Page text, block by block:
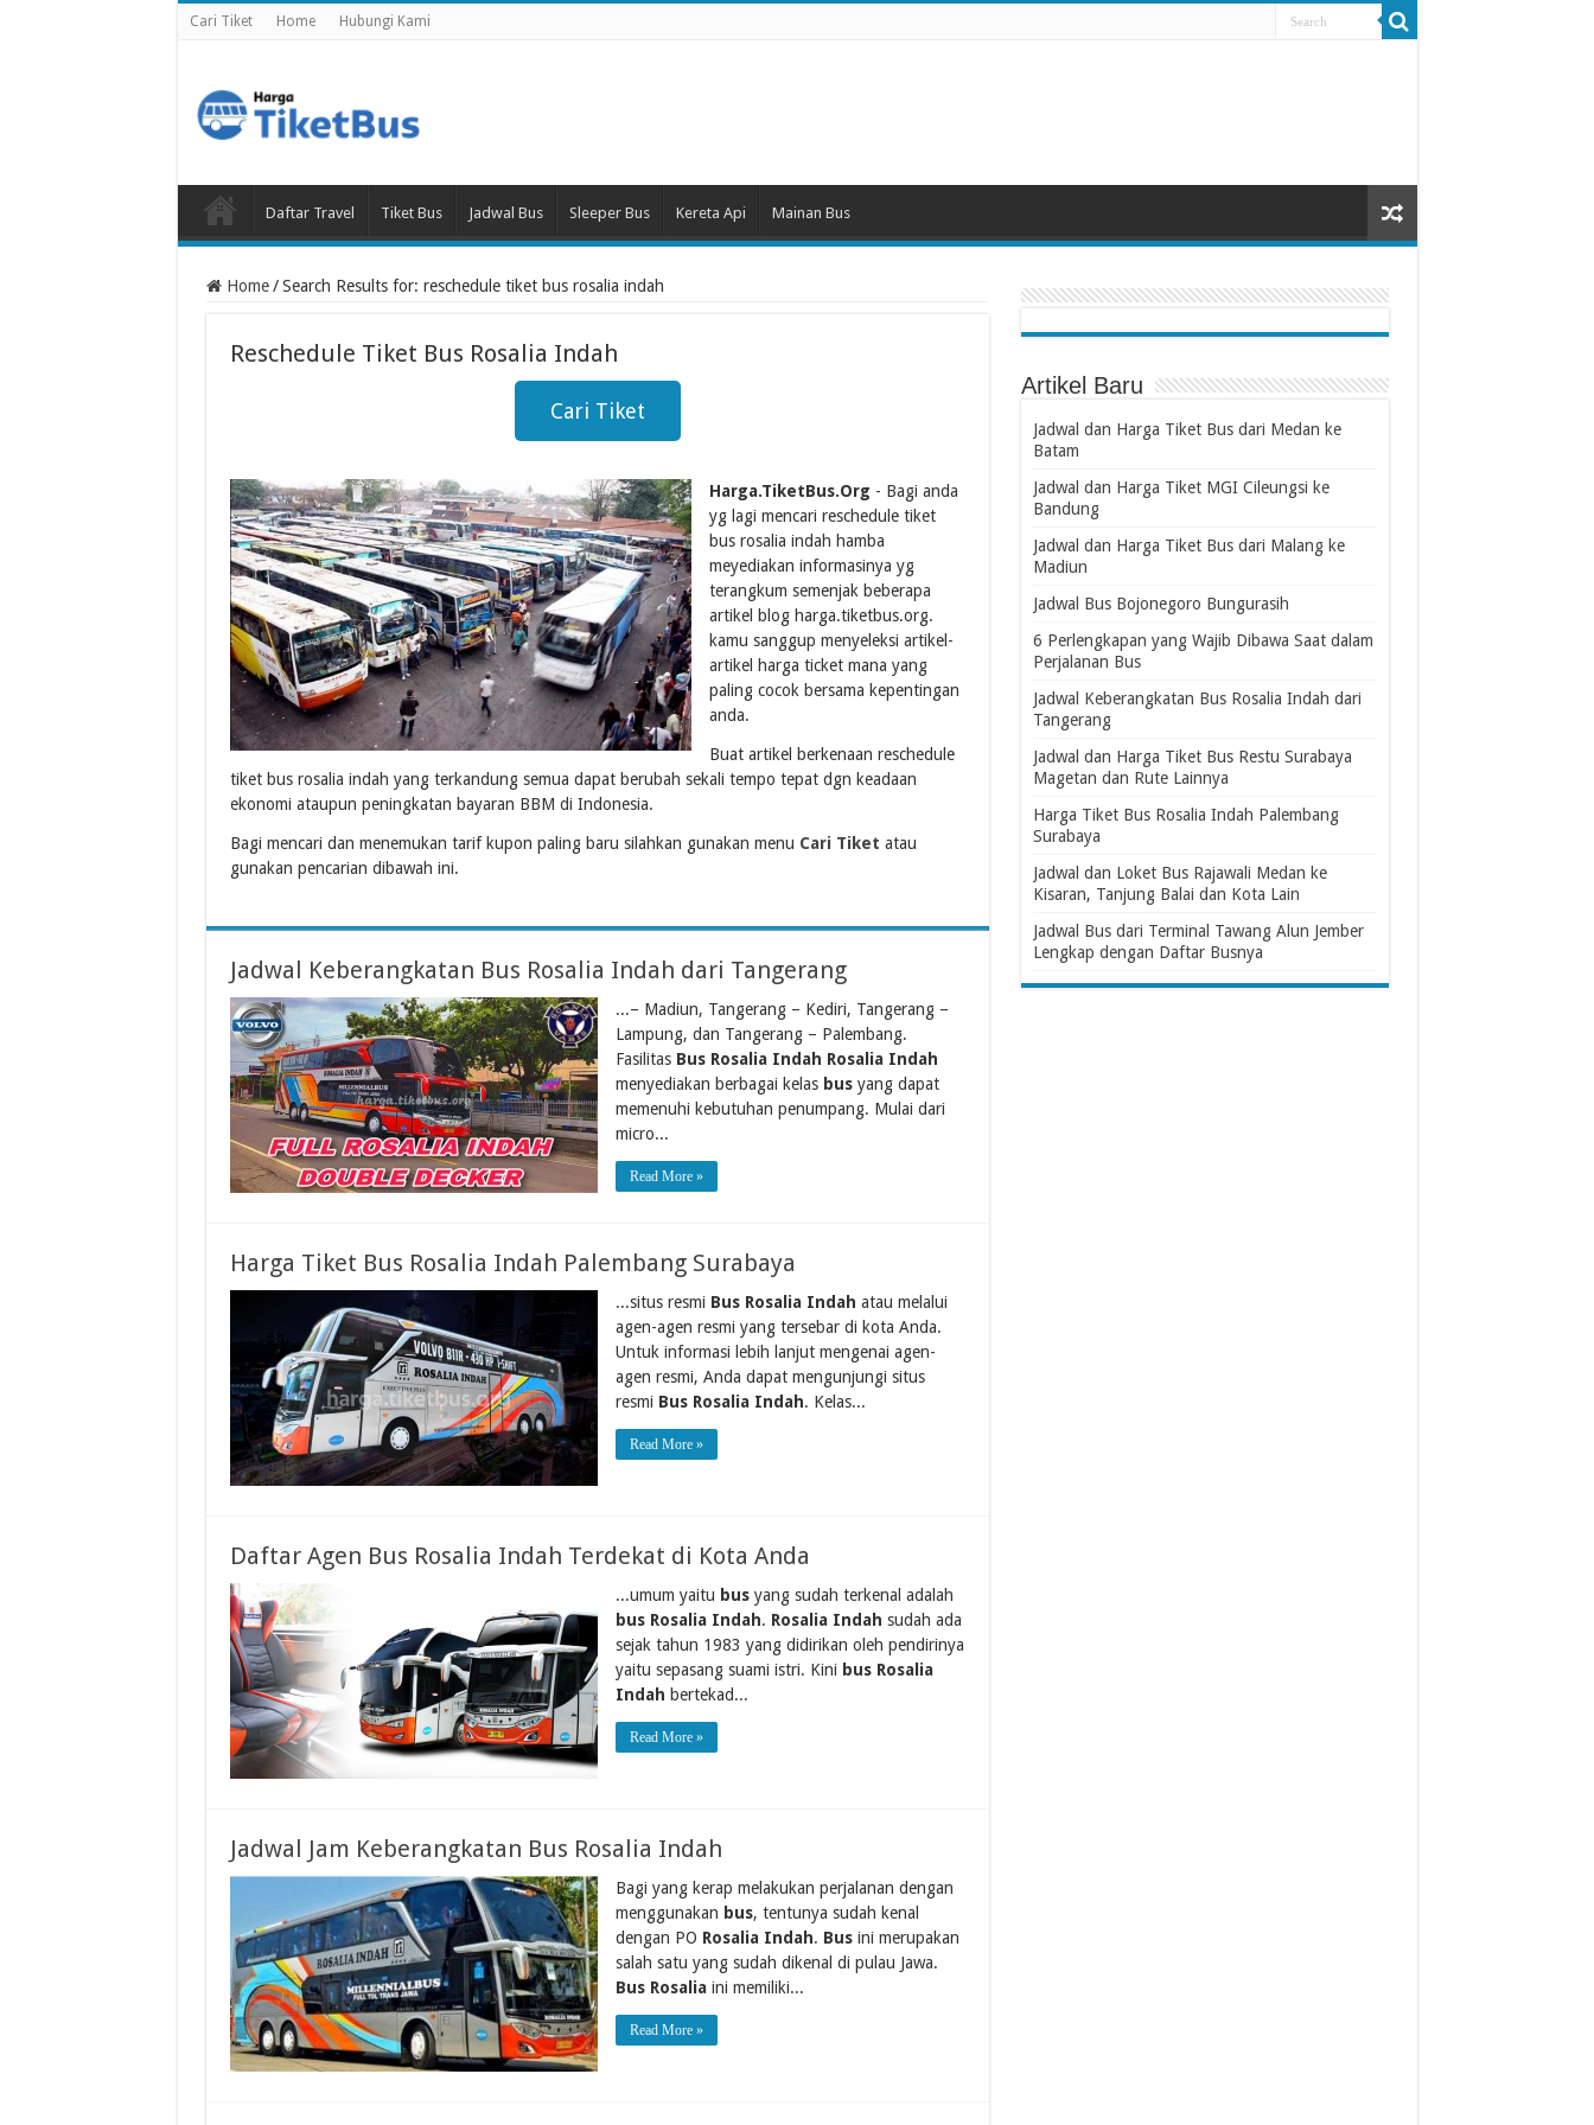
Cari Tiket Home Hubungi Kami
Daftar Travel Tiket Bus Jadwal Bus Sleeper Bus Kereta Api Mainan Bus
Home / Search Results for: reschedule tiket bus rosalia indah
Reschedule Tiket Bus Rosalia Indah
Cari Tiket
Harga.TiketBus.Org - Bagi anda
yg lagi mencari reschedule tiket
bus rosalia indah hamba
meyediakan informasinya yg
terangkum semenjak beberapa
artikel blog harga.tiketbus.org.
kamu sanggup menyeleksi artikel-
artikel harga ticket mana yang
paling cocok bersama kepentingan
anda.
Buat artikel berkenaan reschedule
tiket bus rosalia indah yang terkandung semua dapat berubah sekali tempo tepat dgn keadaan
ekonomi ataupun peningkatan bayaran BBM di Indonesia.
Bagi mencari dan menemukan tarif kupon paling baru silahkan gunakan menu Cari Tiket atau
gunakan pencarian dibawah ini.
Jadwal Keberangkatan Bus Rosalia Indah dari Tangerang
...– Madiun, Tangerang – Kediri, Tangerang –
Lampung, dan Tangerang – Palembang.
Fasilitas Bus Rosalia Indah Rosalia Indah
menyediakan berbagai kelas busyang dapat
memenuhi kebutuhan penumpang. Mulai dari
micro...
Read More »
Harga Tiket Bus Rosalia Indah Palembang Surabaya
...situs resmi Bus Rosalia Indah atau melalui
agen-agen resmi yang tersebar di kota Anda.
Untuk informasi lebih lanjut mengenai agen-
agen resmi, Anda dapat mengunjungi situs
resmi Bus Rosalia Indah. Kelas...
Read More »
Daftar Agen Bus Rosalia Indah Terdekat di Kota Anda
...umum yaitu busyang sudah terkenal adalah
bus Rosalia Indah. Rosalia Indah sudah ada
sejak tahun 1983 yang didirikan oleh pendirinya
yaitu sepasang suami istri. Kini bus Rosalia
Indah bertekad...
Read More »
Jadwal Jam Keberangkatan Bus Rosalia Indah
Bagi yang kerap melakukan perjalanan dengan
menggunakan bus, tentunya sudah kenal
dengan PO Rosalia Indah. Busini merupakan
salah satu yang sudah dikenal di pulau Jawa.
Bus Rosaliaini memiliki...
Read More »
Artikel Baru
Jadwal dan Harga Tiket Bus dari Medan ke
Batam
Jadwal dan Harga Tiket MGI Cileungsi ke
Bandung
Jadwal dan Harga Tiket Bus dari Malang ke
Madiun
Jadwal Bus Bojonegoro Bungurasih
6 Perlengkapan yang Wajib Dibawa Saat dalam
Perjalanan Bus
Jadwal Keberangkatan Bus Rosalia Indah dari
Tangerang
Jadwal dan Harga Tiket Bus Restu Surabaya
Magetan dan Rute Lainnya
Harga Tiket Bus Rosalia Indah Palembang
Surabaya
Jadwal dan Loket Bus Rajawali Medan ke
Kisaran, Tanjung Balai dan Kota Lain
Jadwal Bus dari Terminal Tawang Alun Jember
Lengkap dengan Daftar Busnya